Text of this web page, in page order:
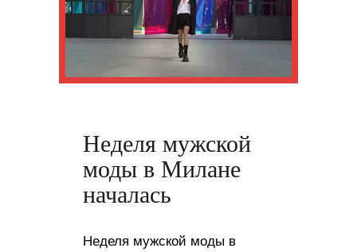
Неделя мужской
моды в Милане
началась
Неделя мужской моды в